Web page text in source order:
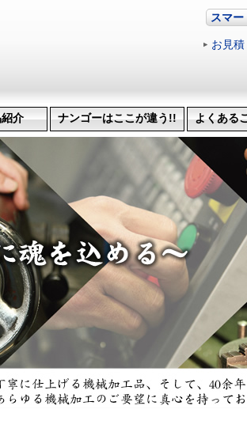
スマ
お見
介
工
化機械
開発
術
ナンゴーはここが違う!!
よくある